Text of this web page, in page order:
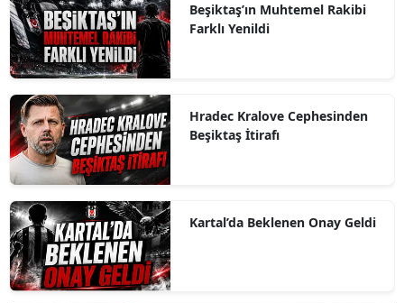
Beşiktaş’ın Muhtemel Rakibi
Farklı Yenildi
Hradec Kralove Cephesinden
Beşiktaş İtirafı
Kartal’da Beklenen Onay Geldi